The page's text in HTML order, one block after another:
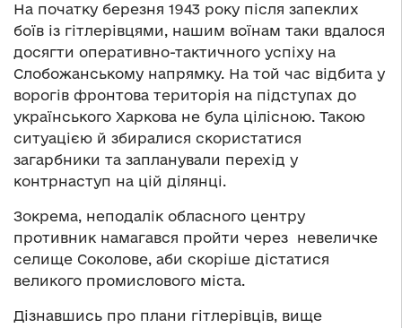
На початку березня 1943 року після запеклих
боїв із гітлерівцями, нашим воїнам таки вдалося
досягти оперативно-тактичного успіху на
Слобожанському напрямку. На той час відбита у
ворогів фронтова територія на підступах до
українського Харкова не була цілісною. Такою
ситуацією й збиралися скористатися
загарбники та запланували перехід у
контрнаступ на цій ділянці.
Зокрема, неподалік обласного центру
противник намагався пройти через невеличке
селище Соколове, аби скоріше дістатися
великого промислового міста.
Дізнавшись про плани гітлерівців, вище